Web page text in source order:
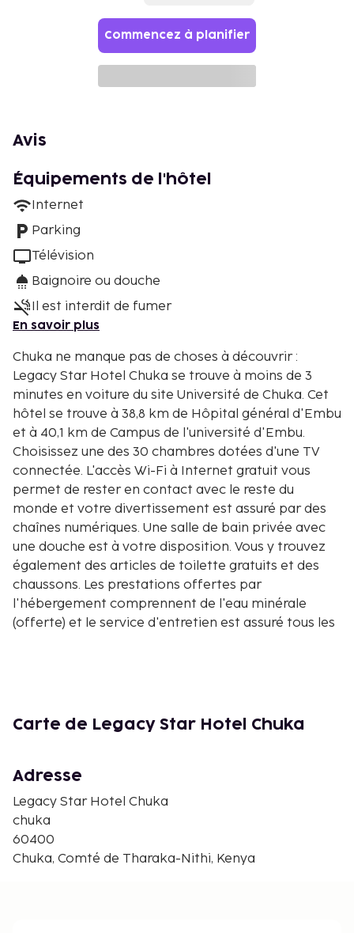
Commencez à planifier
Avis
Équipements de l'hôtel
Internet
Parking
Télévision
Baignoire ou douche
Il est interdit de fumer
En savoir plus
Chuka ne manque pas de choses à découvrir :
Legacy Star Hotel Chuka se trouve à moins de 3
minutes en voiture du site Université de Chuka. Cet
hôtel se trouve à 38,8 km de Hôpital général d'Embu
et à 40,1 km de Campus de l'université d'Embu.
Choisissez une des 30 chambres dotées d'une TV
connectée. L'accès Wi-Fi à Internet gratuit vous
permet de rester en contact avec le reste du
monde et votre divertissement est assuré par des
chaînes numériques. Une salle de bain privée avec
une douche est à votre disposition. Vous y trouvez
également des articles de toilette gratuits et des
chaussons. Les prestations offertes par
l'hébergement comprennent de l'eau minérale
(offerte) et le service d'entretien est assuré tous les
Campus de l'université d'Embu - 40,1 km
Un parking gratuit est disponible dans l'enceinte de
à découvrir son restaurant. Un petit déjeuner
continental gratuit est servi tous les jours de 07 h 30
à 09 h 30.
Carte de Legacy Star Hotel Chuka
Adresse
Legacy Star Hotel Chuka
chuka
60400
Chuka, Comté de Tharaka-Nithi, Kenya